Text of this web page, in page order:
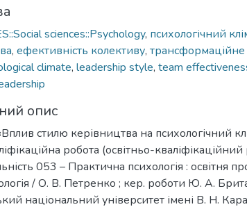
sciences::Psychology, психологічний
, ефективність колективу, трансформаційне
climate, leadership style, team
опис
стилю керівництва на психологічний
робота (освітньо-кваліфікаційний
053 – Практична психологія : освітня
/ О. В. Петренко ; кер. роботи Ю. А.
національний університет імені В. Н.